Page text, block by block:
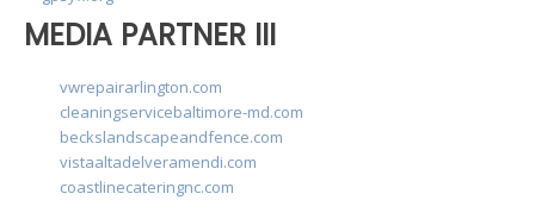
MEDIA PARTNER III
vwrepairarlington.com
cleaningservicebaltimore-md.com
beckslandscapeandfence.com
vistaaltadelveramendi.com
coastlinecateringnc.com